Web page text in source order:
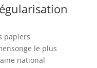
papiers
le plus
national